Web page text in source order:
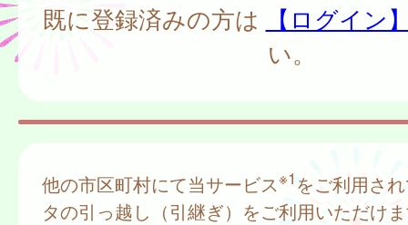
既に登録済みの方は
【ログイン
い。
他の市区町村にて当サービス※1 をご利用さ
タの引っ越し（引継ぎ）をご利用いただけ